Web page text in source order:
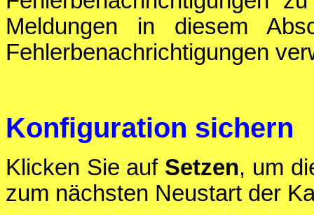
Meldungen in diesem
Fehlerbenachrichtigungen
Konfiguration sichern
Klicken Sie auf Setzen, um
zum nächsten Neustart der